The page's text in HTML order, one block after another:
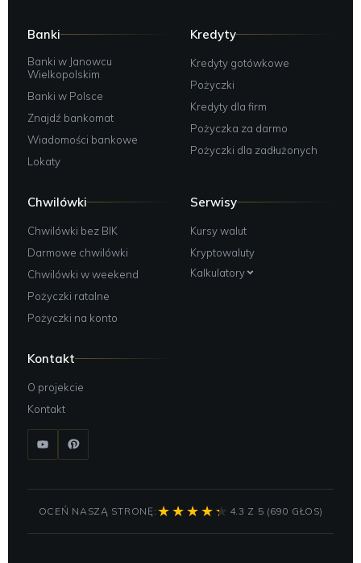
Banki
Banki w Janowcu
Wielkopolskim
Banki w Polsce
Znajdź bankomat
Wiadomości bankowe
Lokaty
Kredyty
Kredyty gotówkowe
Pożyczki
Kredyty dla firm
Pożyczka za darmo
Pożyczki dla zadłużonych
Chwilówki
Chwilówki bez BIK
Darmowe chwilówki
Chwilówki w weekend
Pożyczki ratalne
Pożyczki na konto
Serwisy
Kursy walut
Kryptowaluty
Kalkulatory
Kontakt
O projekcie
Kontakt
OCEŃ NASZĄ STRONĘ: 4.3 Z 5 (690 GŁOS)